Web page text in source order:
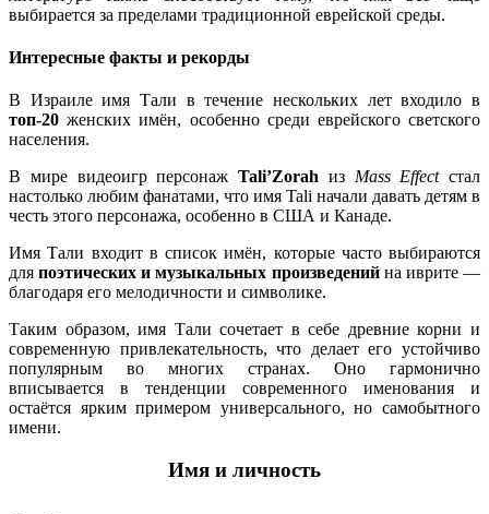
выбирается за пределами традиционной еврейской среды.
Интересные факты и рекорды
В Израиле имя Тали в течение нескольких лет входило в
топ-20 женских имён, особенно среди еврейского светского
населения.
В мире видеоигр персонаж Tali’Zorah из Mass Effectстал
настолько любим фанатами, что имя Tali начали давать детям в
честь этого персонажа, особенно в США и Канаде.
Имя Тали входит в список имён, которые часто выбираются
дляпоэтических и музыкальных произведенийна иврите —
благодаря его мелодичности и символике.
Таким образом, имя Тали сочетает в себе древние корни и
современную привлекательность, что делает его устойчиво
популярным во многих странах. Оно гармонично
вписывается в тенденции современного именования и
остаётся ярким примером универсального, но самобытного
имени.
Имя и личность